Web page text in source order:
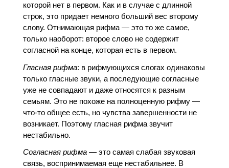
которой нет в первом. Как и в случае с длинной
строк, это придает немного больший вес второму
слову. Отнимающая рифма — это то же самое,
только наоборот: второе слово не содержит
согласной на конце, которая есть в первом.
Гласная рифма: в рифмующихся слогах одинаковы
только гласные звуки, а последующие согласные
уже не совпадают и даже относятся к разным
семьям. Это не похоже на полноценную рифму —
что-то общее есть, но чувства завершенности не
возникает. Поэтому гласная рифма звучит
нестабильно.
Согласная рифма— это самая слабая звуковая
связь, воспринимаемая еще нестабильнее. В